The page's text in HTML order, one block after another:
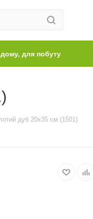
для побуту
дуб 20х35 см (1501)